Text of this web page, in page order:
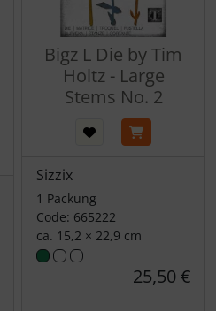
Bigz L Die by Tim
Holtz - Large
Stems No. 2
Sizzix
1 Packung
Code: 665222
ca. 15,2 × 22,9 cm
25,50 €